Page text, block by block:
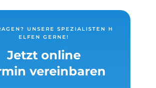
UNSERE SPEZIALISTEN H
ELFEN GERNE!
Jetzt online
vereinbaren